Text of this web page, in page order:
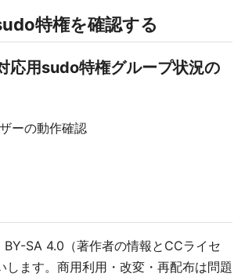
特権を確認する
応用sudo特権グループ状況の
ーの動作確認
SA 4.0（著作者の情報とCCライセ
します。商用利用・改変・再配布は問題